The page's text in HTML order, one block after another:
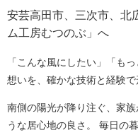
安芸高田市、三次市、北
ム工房むつのぶ」へ
「こんな風にしたい」「も
想いを、確かな技術と経験で
南側の陽光が降り注ぐ、家
うな居心地の良さ。 毎日の